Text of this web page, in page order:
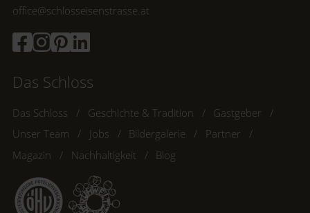
office@schlosseisenstrasse.at
Das Schloss
Das Schloss Geschichte & Tradition
Gastgeber
Unser Team
Jobs Bildergalerie
Partner
Magazin
Nachhaltigkeit Blog